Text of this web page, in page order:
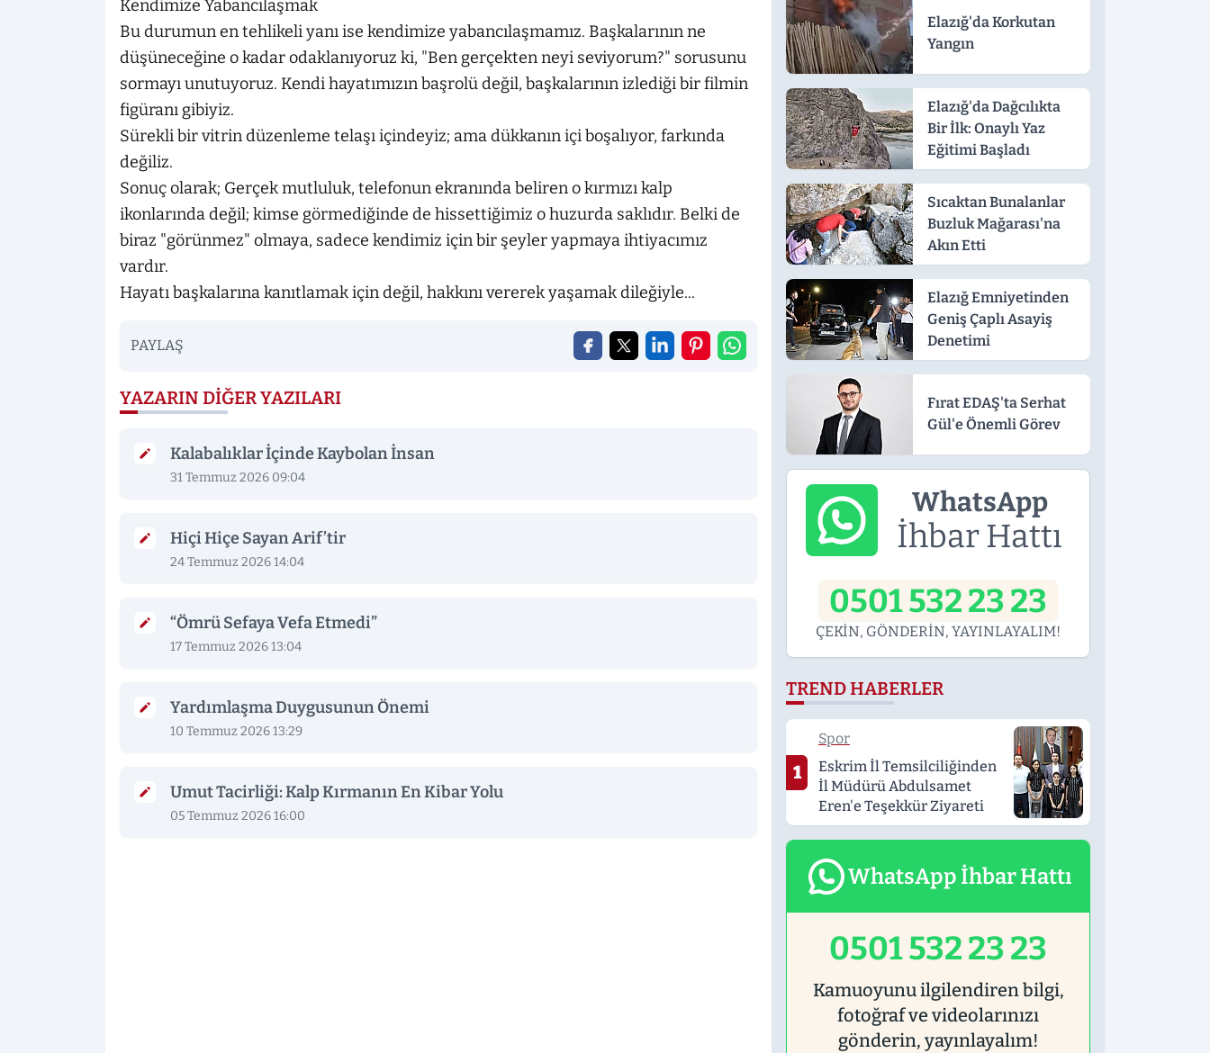
Kendimize Yabancılaşmak
Bu durumun en tehlikeli yanı ise kendimize yabancılaşmamız. Başkalarının ne
düşüneceğine o kadar odaklanıyoruz ki, "Ben gerçekten neyi seviyorum?" sorusunu
sormayı unutuyoruz. Kendi hayatımızın başrolü değil, başkalarının izlediği bir filmin
figüranı gibiyiz.
Sürekli bir vitrin düzenleme telaşı içindeyiz; ama dükkanın içi boşalıyor, farkında
değiliz.
Sonuç olarak; Gerçek mutluluk, telefonun ekranında beliren o kırmızı kalp
ikonlarında değil; kimse görmediğinde de hissettiğimiz o huzurda saklıdır. Belki de
biraz "görünmez" olmaya, sadece kendimiz için bir şeyler yapmaya ihtiyacımız
vardır.
Hayatı başkalarına kanıtlamak için değil, hakkını vererek yaşamak dileğiyle...
PAYLAŞ
YAZARIN DIĞER YAZILARI
Kalabalıklar İçinde Kaybolan İnsan
31 Temmuz 2026 09:04
Hiçi Hiçe Sayan Arif’tir
24 Temmuz 2026 14:04
“Ömrü Sefaya Vefa Etmedi”
17 Temmuz 2026 13:04
Yardımlaşma Duygusunun Önemi
10 Temmuz 2026 13:29
Umut Tacirliği: Kalp Kırmanın En Kibar Yolu
05 Temmuz 2026 16:00
Elazığ'da Korkutan
Yangın
Elazığ'da Dağcılıkta
Bir İlk: Onaylı Yaz
Eğitimi Başladı
Sıcaktan Bunalanlar
Buzluk Mağarası'na
Akın Etti
Elazığ Emniyetinden
Geniş Çaplı Asayiş
Denetimi
Fırat EDAŞ'ta Serhat
Gül'e Önemli Görev
WhatsApp
İhbar Hattı
0501 532 23 23
ÇEKİN, GÖNDERİN, YAYINLAYALIM!
TREND HABERLER
1
Spor
Eskrim İl Temsilciliğinden
İl Müdürü Abdulsamet
Eren'e Teşekkür Ziyareti
WhatsApp İhbar Hattı
0501 532 23 23
Kamuoyunu ilgilendiren bilgi,
fotoğraf ve videolarınızı
gönderin, yayınlayalım!